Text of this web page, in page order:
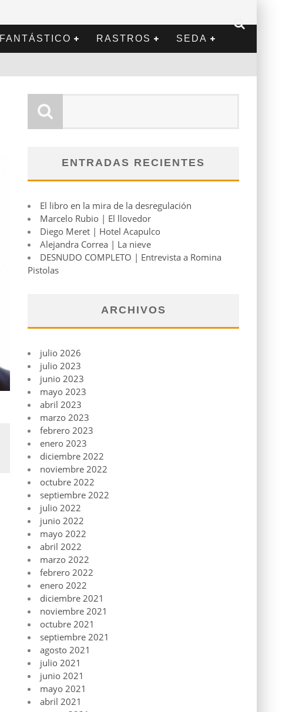
FANTÁSTICO RASTROS SEDA
ENTRADAS RECIENTES
El libro en la mira de la desregulación
Marcelo Rubio | El llovedor
Diego Meret | Hotel Acapulco
Alejandra Correa | La nieve
DESNUDO COMPLETO | Entrevista a Romina
Pistolas
ARCHIVOS
julio 2026
julio 2023
junio 2023
mayo 2023
abril 2023
marzo 2023
febrero 2023
enero 2023
diciembre 2022
noviembre 2022
octubre 2022
septiembre 2022
julio 2022
junio 2022
mayo 2022
abril 2022
marzo 2022
febrero 2022
enero 2022
diciembre 2021
noviembre 2021
octubre 2021
septiembre 2021
agosto 2021
julio 2021
junio 2021
mayo 2021
abril 2021